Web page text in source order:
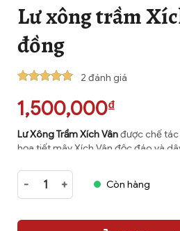
Lư xông trầm
đồng
dựa trên
đánh giá
2 đánh giá
1,500,000₫
Lư Xông Trầm Xích Vânđược chế
họa tiết mây Xích Vân độc đáo và
gia đình.
Còn hàng
Lư xông trầm Xích Vân bằng đồng